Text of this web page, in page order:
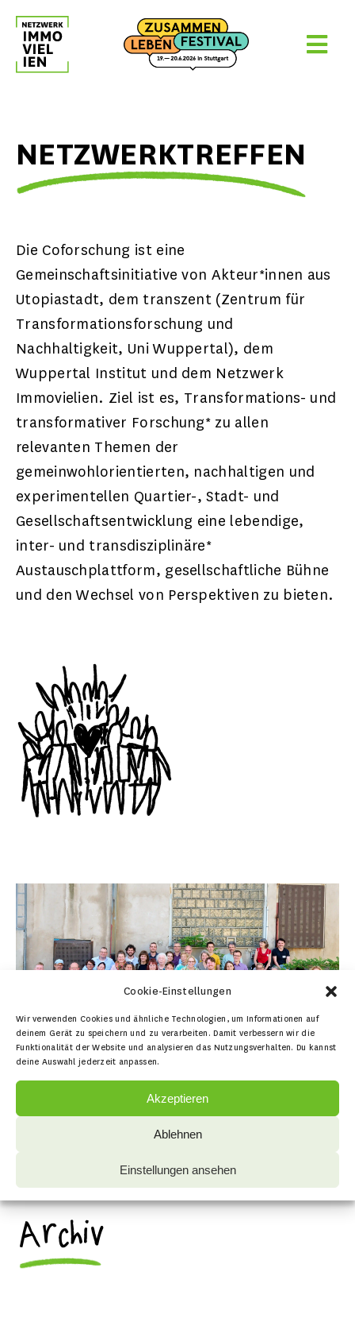
Cookie-Einstellungen
Wir verwenden Cookies und ähnliche Technologien, um Informationen auf
deinem Gerät zu speichern und zu verarbeiten. Damit verbessern wir die
Funktionalität der Website und analysieren das Nutzungsverhalten. Du kannst
deine Auswahl jederzeit anpassen.
Akzeptieren
Ablehnen
Einstellungen ansehen
content
NETZWERKTREFFEN
Die Coforschung ist eine
Gemeinschaftsinitiative von Akteur*innen aus
Utopiastadt, dem transzent (Zentrum für
Transformationsforschung und
Nachhaltigkeit, Uni Wuppertal), dem
Wuppertal Institut und dem Netzwerk
Immovielien. Ziel ist es, Transformations- und
transformativer Forschung* zu allen
relevanten Themen der
gemeinwohlorientierten, nachhaltigen und
experimentellen Quartier-, Stadt- und
Gesellschaftsentwicklung eine lebendige,
inter- und transdisziplinäre*
Austauschplattform, gesellschaftliche Bühne
und den Wechsel von Perspektiven zu bieten.
NETZWERKTREFFEN 2025 IN KÖLN
Archiv